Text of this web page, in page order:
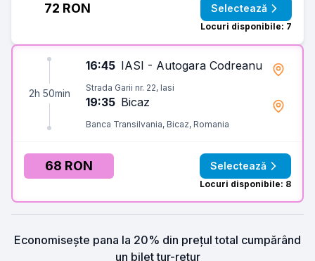
72 RON Selectează
Locuri disponibile: 7
2h 50min
16:45 IASI - Autogara Codreanu
Strada Garii nr. 22, Iasi
19:35 Bicaz
Banca Transilvania, Bicaz, Romania
68 RON Selectează
Locuri disponibile: 8
Economisește pana la 20% din prețul total cumpărând
un bilet tur-retur